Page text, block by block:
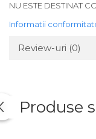
NU ESTE DESTINAT
Informatii
Review-uri (0)
Produse